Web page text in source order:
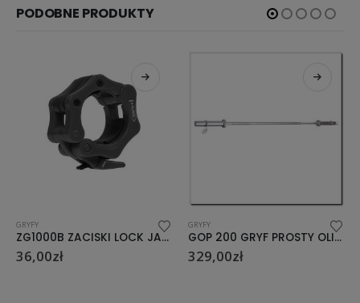
PODOBNE PRODUKTY
ZG1000B ZACISKI LOCK JAW BLACK HMS (2 szt) GOP 200 GRYF PROSTY OLIMPIJSKI 200 CM HMS